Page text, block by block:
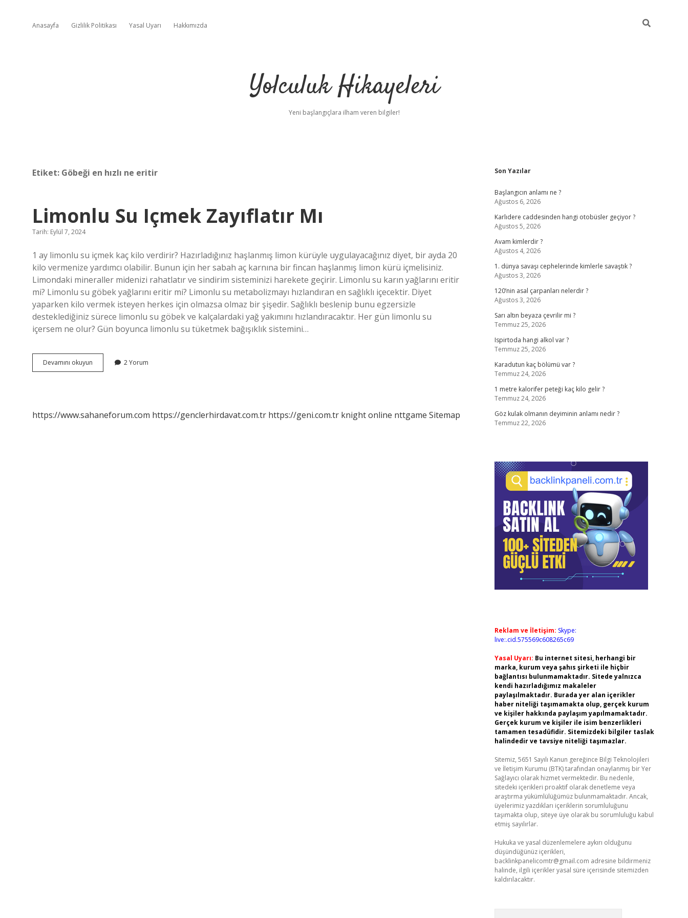
Anasayfa Gizlilik Politikası Yasal Uyarı Hakkımızda
Yolculuk Hikayeleri
Yeni başlangıçlara ilham veren bilgiler!
Etiket: Göbeği en hızlı ne eritir
Limonlu Su Içmek Zayıflatır Mı
Tarih: Eylül 7, 2024
1 ay limonlu su içmek kaç kilo verdirir? Hazırladığınız haşlanmış limon kürüyle uygulayacağınız diyet, bir ayda 20
kilo vermenize yardımcı olabilir. Bunun için her sabah aç karnına bir fincan haşlanmış limon kürü içmelisiniz.
Limondaki mineraller midenizi rahatlatır ve sindirim sisteminizi harekete geçirir. Limonlu su karın yağlarını eritir
mi? Limonlu su göbek yağlarını eritir mi? Limonlu su metabolizmayı hızlandıran en sağlıklı içecektir. Diyet
yaparken kilo vermek isteyen herkes için olmazsa olmaz bir şişedir. Sağlıklı beslenip bunu egzersizle
desteklediğiniz sürece limonlu su göbek ve kalçalardaki yağ yakımını hızlandıracaktır. Her gün limonlu su
içersem ne olur? Gün boyunca limonlu su tüketmek bağışıklık sistemini…
Devamını okuyun Limonlu
Su
2 Yorum
https://www.sahaneforum.com https://genclerhirdavat.com.tr https://geni.com.tr knight online nttgame Sitemap
Sidebar
Son Yazılar
Başlangıcın anlamı ne ?
Ağustos 6, 2026
Karlıdere caddesinden hangi otobüsler geçiyor ?
Ağustos 5, 2026
Avam kimlerdir ?
Ağustos 4, 2026
1. dünya savaşı cephelerinde kimlerle savaştık ?
Ağustos 3, 2026
120’nin asal çarpanları nelerdir ?
Ağustos 3, 2026
Sarı altın beyaza çevrilir mi ?
Temmuz 25, 2026
Ispirtoda hangi alkol var ?
Temmuz 25, 2026
Karadutun kaç bölümü var ?
Temmuz 24, 2026
1 metre kalorifer peteği kaç kilo gelir ?
Temmuz 24, 2026
Göz kulak olmanın deyiminin anlamı nedir ?
Temmuz 22, 2026
Reklam ve İletişim: Skype:
live:.cid.575569c608265c69
Yasal Uyarı: Bu internet sitesi, herhangi bir
marka, kurum veya şahıs şirketi ile hiçbir
bağlantısı bulunmamaktadır. Sitede yalnızca
kendi hazırladığımız makaleler
paylaşılmaktadır. Burada yer alan içerikler
haber niteliği taşımamakta olup, gerçek kurum
ve kişiler hakkında paylaşım yapılmamaktadır.
Gerçek kurum ve kişiler ile isim benzerlikleri
tamamen tesadüfidir. Sitemizdeki bilgiler taslak
halindedir ve tavsiye niteliği taşımazlar.
Sitemiz, 5651 Sayılı Kanun gereğince Bilgi Teknolojileri
ve İletişim Kurumu (BTK) tarafından onaylanmış bir Yer
Sağlayıcı olarak hizmet vermektedir. Bu nedenle,
sitedeki içerikleri proaktif olarak denetleme veya
araştırma yükümlülüğümüz bulunmamaktadır. Ancak,
üyelerimiz yazdıkları içeriklerin sorumluluğunu
taşımakta olup, siteye üye olarak bu sorumluluğu kabul
etmiş sayılırlar.
Hukuka ve yasal düzenlemelere aykırı olduğunu
düşündüğünüz içerikleri,
backlinkpanelicomtr@gmail.com adresine bildirmeniz
halinde, ilgili içerikler yasal süre içerisinde sitemizden
kaldırılacaktır.
betexper giriş